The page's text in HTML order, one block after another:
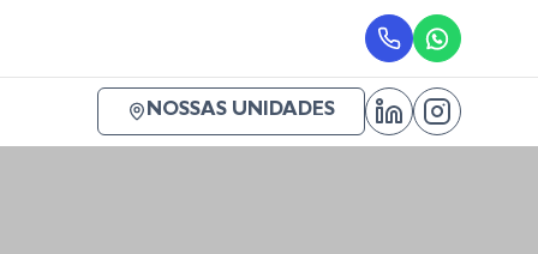
NOSSAS UNIDADES